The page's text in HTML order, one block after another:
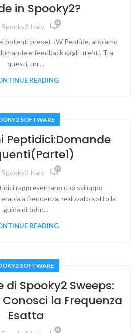
in Spooky2?
Spooky2 Italy 0
potenti preset JW Peptide, abbiamo
e feedback dagli utenti. Tra
questi, un ...
READING
SOFTWARE
Peptidici:Domande
Spooky2 Italy 0
rappresentano uno sviluppo
a frequenza, realizzato sotto la
guida di John...
READING
SOFTWARE
di Spooky2 Sweeps:
la Frequenza
Esatta
0